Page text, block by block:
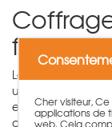
Le coffrage léger
universel éprouvé
et offre en même
d'un coffrage
Cher visiteur,
applications de
web. Cela